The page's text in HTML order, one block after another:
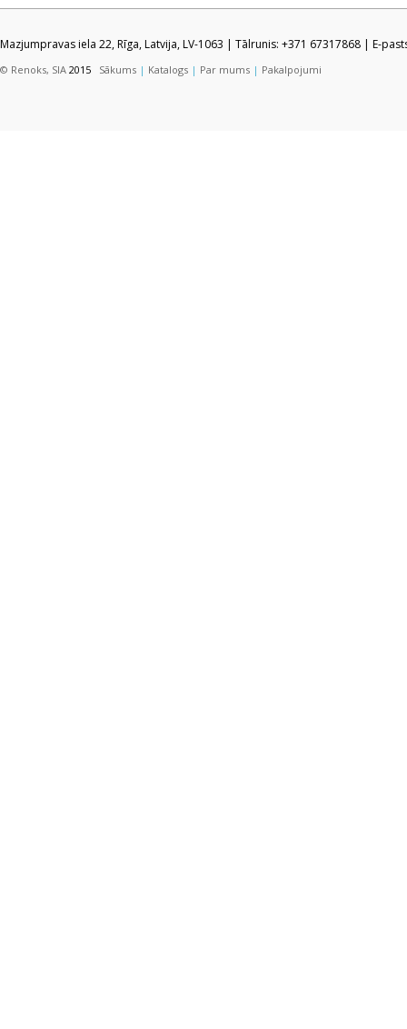
Mazjumpravas iela 22, Rīga, Latvija, LV-1063 | Tālrunis: +371 67317868 | E-
© Renoks, SIA 2015 Sākums | Katalogs | Par mums | Pakalpojumi